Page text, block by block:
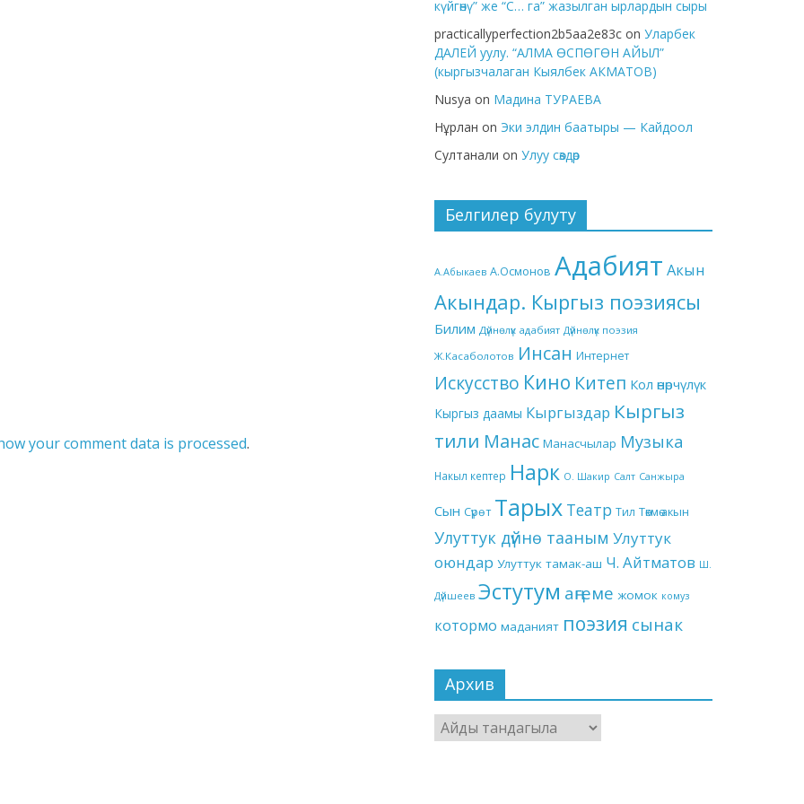
your comment data is processed.
күйгөнү” же “С… га” жазылган ырлардын сыры
practicallyperfection2b5aa2e83c on Уларбек
ДАЛЕЙ уулу. “АЛМА ӨСПӨГӨН АЙЫЛ”
(кыргызчалаган Кыялбек АКМАТОВ)
Nusya on Мадина ТУРАЕВА
Нұрлан on Эки элдин баатыры — Кайдоол
Султанали on Улуу сөздөр
Белгилер булуту
А.Абыкаев А.Осмонов Адабият Акын
Акындар. Кыргыз поэзиясы
Билим Дүйнөлүк адабият Дүйнөлүк поэзия
Ж.Касаболотов Инсан Интернет
Искусство Кино Китеп Кол өнөрчүлүк
Кыргыз даамы Кыргыздар Кыргыз
тили Манас Манасчылар Музыка
Накыл кептер Нарк О. Шакир Салт Санжыра
Сын Сүрөт Тарых Театр Тил Төкмө акын
Улуттук дүйнө тааным Улуттук
оюндар Улуттук тамак-аш Ч. Айтматов Ш.
Дүйшеев Эстутум аңгеме жомок комуз
котормо маданият поэзия сынак
Архив
Архив